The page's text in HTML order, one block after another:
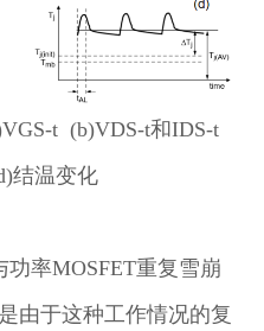
t (b)VDS-t和IDS-t
结温变化
率MOSFET重复雪崩
由于这种工作情况的复